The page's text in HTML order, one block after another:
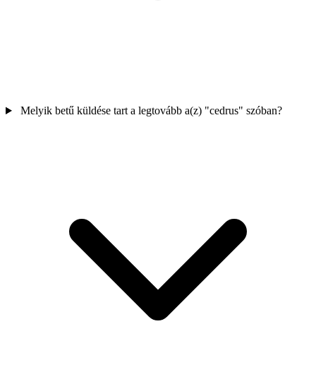
Melyik betű küldése tart a legtovább a(z) "cedrus" szóban?